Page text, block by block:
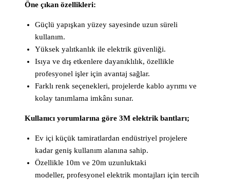
Öne çıkan özellikleri:
Güçlü yapışkan yüzey sayesinde uzun süreli
kullanım.
Yüksek yalıtkanlık ile elektrik güvenliği.
Isıya ve dış etkenlere dayanıklılık, özellikle
profesyonel işler için avantaj sağlar.
Farklı renk seçenekleri, projelerde kablo ayrımı ve
kolay tanımlama imkânı sunar.
Kullanıcı yorumlarına göre 3M elektrik bantları;
Ev içi küçük tamiratlardan endüstriyel projelere
kadar geniş kullanım alanına sahip.
Özellikle 10m ve 20m uzunluktaki
modeller, profesyonel elektrik montajları için tercih